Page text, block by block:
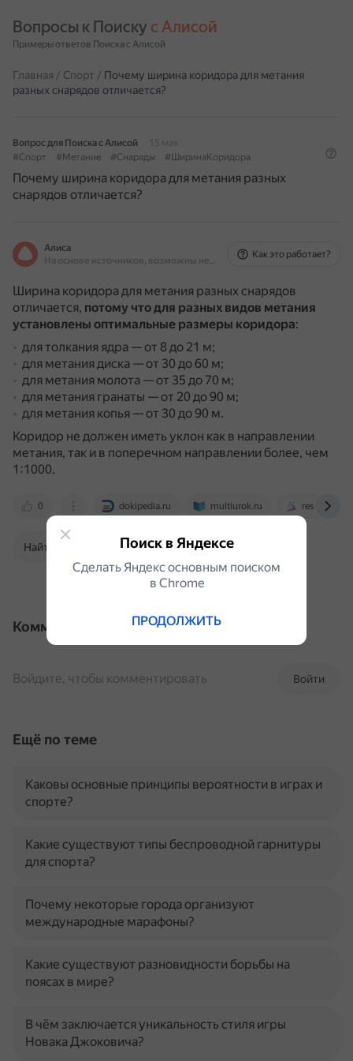
Вопросы к Поиску с Алисой
Примеры ответов Поиска с Алисой
Главная / Спорт / Почему ширина коридора для метания
разных снарядов отличается?
Вопрос для Поиска с Алисой
15 мая
#Спорт
#Метание #Снаряды #ШиринаКоридора
Почему ширина коридора для метания разных
снарядов отличается?
Алиса
На основе источников, возможны неточности
Как это работает?
Ширина коридора для метания разных снарядов
отличается, потому что для разных видов метания
установлены оптимальные размеры коридора:
для толкания ядра — от 8 до 21 м;
для метания диска — от 30 до 60 м;
для метания молота — от 35 до 70 м;
для метания гранаты — от 20 до 90 м;
для метания копья — от 30 до 90 м.
Коридор не должен иметь уклон как в направлении
метания, так и в поперечном направлении более, чем
1:1000.
0 dokipedia.ru multiurok.ru resh.edu.ru
Найти в Поиске
Комментарии
Войти
Войдите, чтобы комментировать
Ещё по теме
Каковы основные принципы вероятности в играх и
спорте?
Какие существуют типы беспроводной гарнитуры
для спорта?
Почему некоторые города организуют
международные марафоны?
Какие существуют разновидности борьбы на
поясах в мире?
В чём заключается уникальность стиля игры
Новака Джоковича?
Поиск в Яндексе
Сделать Яндекс основным поиском
в Сhrome
ПРОДОЛЖИТЬ